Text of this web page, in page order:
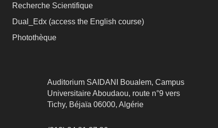
Recherche Scientifique
Dual_Edx (access the English course)
Photothèque
Auditorium SAIDANI Boualem, Campus
Universitaire Aboudaou, route n°9 vers
Tichy, Béjaïa 06000, Algérie